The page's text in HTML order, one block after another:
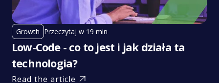
Growth Przeczytaj w 19 min
Low-Code - co to jest i jak działa ta
technologia?
Read the article 